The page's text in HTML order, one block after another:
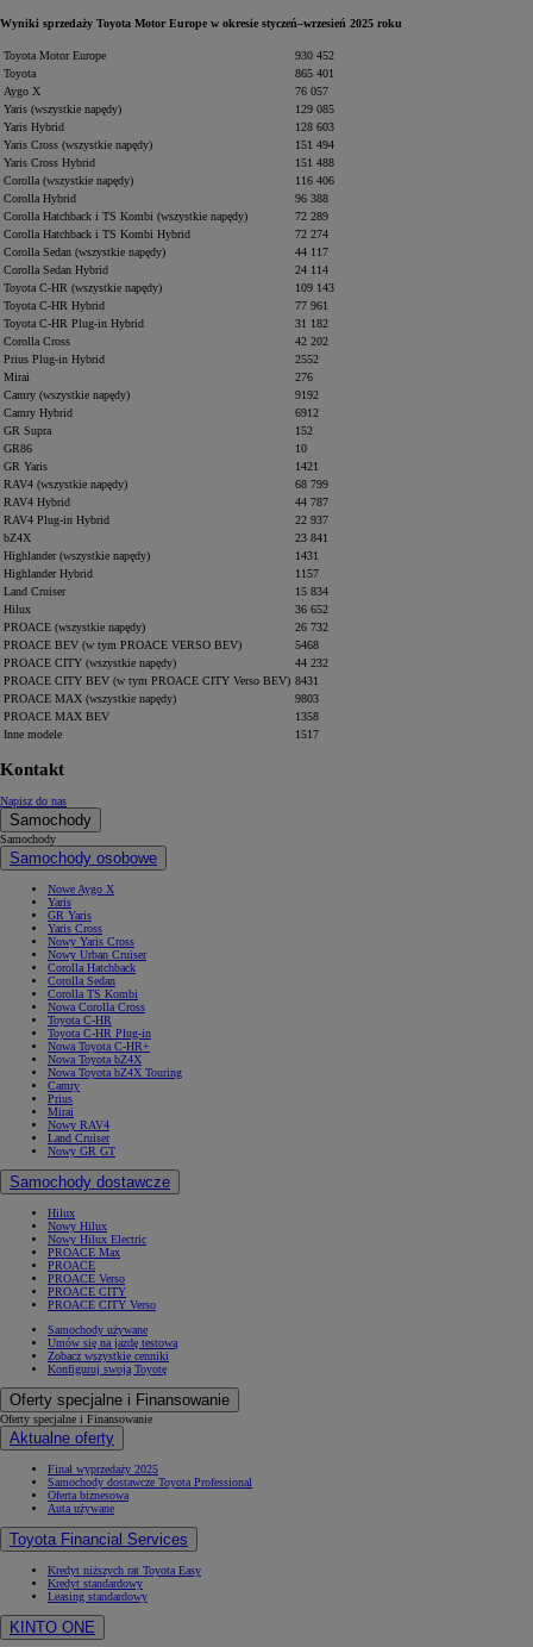
Wyniki sprzedaży Toyota Motor Europe w okresie styczeń–wrzesień 2025 roku
Toyota Motor Europe
930 452
Toyota
865 401
Aygo X
76 057
Yaris (wszystkie napędy)
129 085
Yaris Hybrid
128 603
Yaris Cross (wszystkie napędy)
151 494
Yaris Cross Hybrid
151 488
Corolla (wszystkie napędy)
116 406
Corolla Hybrid
96 388
Corolla Hatchback i TS Kombi (wszystkie napędy)
72 289
Corolla Hatchback i TS Kombi Hybrid
72 274
Corolla Sedan (wszystkie napędy)
44 117
Corolla Sedan Hybrid
24 114
Toyota C-HR (wszystkie napędy)
109 143
Toyota C-HR Hybrid
77 961
Toyota C-HR Plug-in Hybrid
31 182
Corolla Cross
42 202
Prius Plug-in Hybrid
2552
Mirai
276
Camry (wszystkie napędy)
9192
Camry Hybrid
6912
GR Supra
152
GR86
10
GR Yaris
1421
RAV4 (wszystkie napędy)
68 799
RAV4 Hybrid
44 787
RAV4 Plug-in Hybrid
22 937
bZ4X
23 841
Highlander (wszystkie napędy)
1431
Highlander Hybrid
1157
Land Cruiser
15 834
Hilux
36 652
PROACE (wszystkie napędy)
26 732
PROACE BEV (w tym PROACE VERSO BEV)
5468
PROACE CITY (wszystkie napędy)
44 232
PROACE CITY BEV (w tym PROACE CITY Verso BEV) 8431
PROACE MAX (wszystkie napędy)
9803
PROACE MAX BEV
1358
Inne modele
1517
Kontakt
Napisz do nas
Samochody
Samochody
Samochody osobowe
Nowe Aygo X
Yaris
GR Yaris
Yaris Cross
Nowy Yaris Cross
Nowy Urban Cruiser
Corolla Hatchback
Corolla Sedan
Corolla TS Kombi
Nowa Corolla Cross
Toyota C-HR
Toyota C-HR Plug-in
Nowa Toyota C-HR+
Nowa Toyota bZ4X
Nowa Toyota bZ4X Touring
Camry
Prius
Mirai
Nowy RAV4
Land Cruiser
Nowy GR GT
Samochody dostawcze
Hilux
Nowy Hilux
Nowy Hilux Electric
PROACE Max
PROACE
PROACE Verso
PROACE CITY
PROACE CITY Verso
Samochody używane
Umów się na jazdę testową
Zobacz wszystkie cenniki
Konfiguruj swoją Toyotę
Oferty specjalne i Finansowanie
Oferty specjalne i Finansowanie
Aktualne oferty
Finał wyprzedaży 2025
Samochody dostawcze Toyota Professional
Oferta biznesowa
Auta używane
Toyota Financial Services
Kredyt niższych rat Toyota Easy
Kredyt standardowy
Leasing standardowy
KINTO ONE